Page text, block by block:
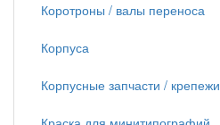
Коротроны / валы переноса
Корпуса
Корпусные запчасти / крепежи